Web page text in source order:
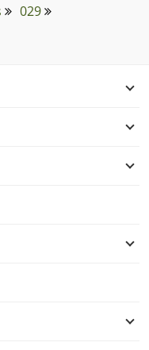
029